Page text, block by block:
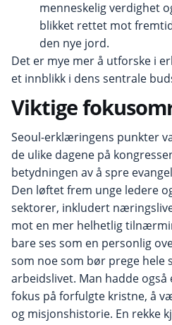
menneskelig verdighet
blikket rettet mot
den nye jord.
Det er mye mer å utforske i
et innblikk i dens sentrale
Viktige
Seoul-erklæringens punkter
de ulike dagene på
betydningen av å spre
Den løftet frem unge ledere
sektorer, inkludert
mot en mer helhetlig
bare ses som en personlig
som noe som bør prege hele
arbeidslivet. Man hadde også
fokus på forfulgte kristne, å
og misjonshistorie. En rekke